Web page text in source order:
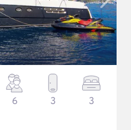
6 3 3